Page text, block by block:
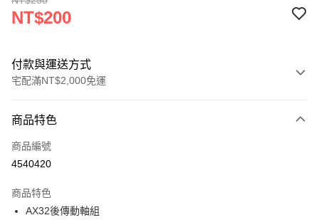
NT$200
付款與運送方式
宅配滿NT$2,000免運
信用卡一次付款
LINE Pay
街口支付
商品特色
商品編號
4540420
商品特色
AX32後傳動軸組